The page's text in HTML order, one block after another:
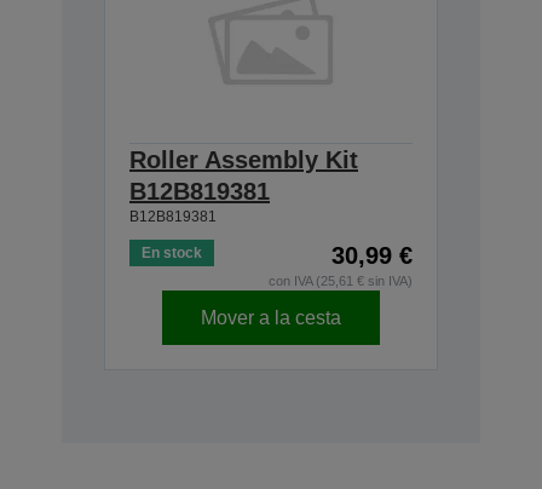
Roller Assembly Kit
B12B819381
B12B819381
En stock 30,99 €
con IVA (25,61 € sin IVA)
Mover a la cesta